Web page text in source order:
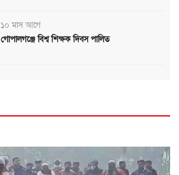
১০ মাস আগে
গোপালগঞ্জে বিশ্ব শিক্ষক দিবস পালিত